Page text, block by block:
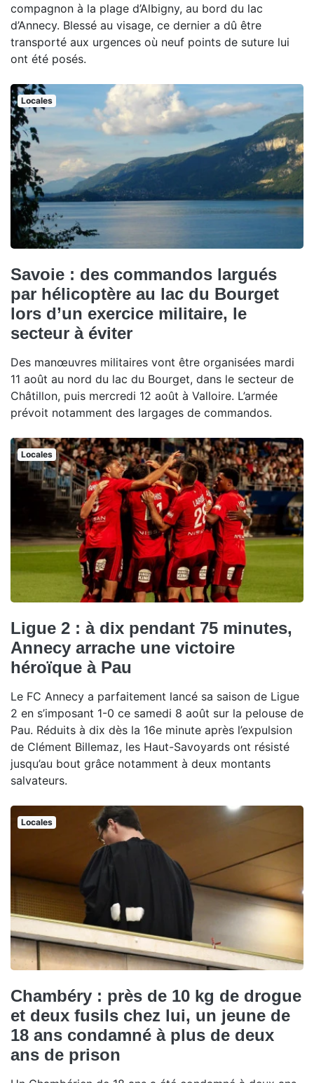
compagnon à la plage d’Albigny, au bord du lac
d’Annecy. Blessé au visage, ce dernier a dû être
transporté aux urgences où neuf points de suture lui
ont été posés.
Locales
Savoie : des commandos largués
par hélicoptère au lac du Bourget
lors d’un exercice militaire, le
secteur à éviter
Des manœuvres militaires vont être organisées mardi
11 août au nord du lac du Bourget, dans le secteur de
Châtillon, puis mercredi 12 août à Valloire. L’armée
prévoit notamment des largages de commandos.
Locales
Ligue 2 : à dix pendant 75 minutes,
Annecy arrache une victoire
héroïque à Pau
Le FC Annecy a parfaitement lancé sa saison de Ligue
2 en s’imposant 1-0 ce samedi 8 août sur la pelouse de
Pau. Réduits à dix dès la 16e minute après l’expulsion
de Clément Billemaz, les Haut-Savoyards ont résisté
jusqu’au bout grâce notamment à deux montants
salvateurs.
Locales
Chambéry : près de 10 kg de drogue
et deux fusils chez lui, un jeune de
18 ans condamné à plus de deux
ans de prison